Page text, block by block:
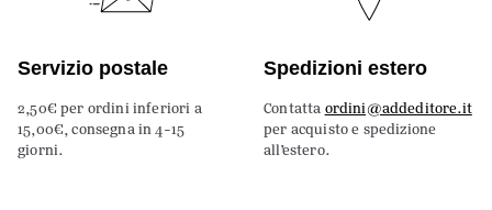
Servizio postale
2,50€ per ordini inferiori a
15,00€, consegna in 4-15
giorni.
Spedizioni estero
Contatta ordini@addeditore.it
per acquisto e spedizione
all’estero.